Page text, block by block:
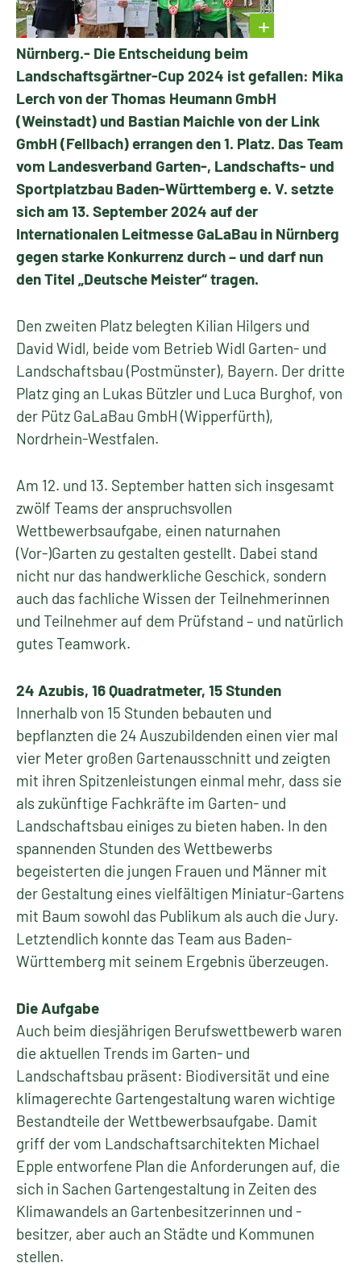
Nürnberg.- Die Entscheidung beim
Landschaftsgärtner-Cup 2024 ist gefallen: Mika
Lerch von der Thomas Heumann GmbH
(Weinstadt) und Bastian Maichle von der Link
GmbH (Fellbach) errangen den 1. Platz. Das Team
vom Landesverband Garten-, Landschafts- und
Sportplatzbau Baden-Württemberg e. V. setzte
sich am 13. September 2024 auf der
Internationalen Leitmesse GaLaBau in Nürnberg
gegen starke Konkurrenz durch – und darf nun
den Titel „Deutsche Meister“ tragen.
Den zweiten Platz belegten Kilian Hilgers und
David Widl, beide vom Betrieb Widl Garten- und
Landschaftsbau (Postmünster), Bayern. Der dritte
Platz ging an Lukas Bützler und Luca Burghof, von
der Pütz GaLaBau GmbH (Wipperfürth),
Nordrhein-Westfalen.
Am 12. und 13. September hatten sich insgesamt
zwölf Teams der anspruchsvollen
Wettbewerbsaufgabe, einen naturnahen
(Vor-)Garten zu gestalten gestellt. Dabei stand
nicht nur das handwerkliche Geschick, sondern
auch das fachliche Wissen der Teilnehmerinnen
und Teilnehmer auf dem Prüfstand – und natürlich
gutes Teamwork.
24 Azubis, 16 Quadratmeter, 15 Stunden
Innerhalb von 15 Stunden bebauten und
bepflanzten die 24 Auszubildenden einen vier mal
vier Meter großen Gartenausschnitt und zeigten
mit ihren Spitzenleistungen einmal mehr, dass sie
als zukünftige Fachkräfte im Garten- und
Landschaftsbau einiges zu bieten haben. In den
spannenden Stunden des Wettbewerbs
begeisterten die jungen Frauen und Männer mit
der Gestaltung eines vielfältigen Miniatur-Gartens
mit Baum sowohl das Publikum als auch die Jury.
Letztendlich konnte das Team aus Baden-
Württemberg mit seinem Ergebnis überzeugen.
Die Aufgabe
Auch beim diesjährigen Berufswettbewerb waren
die aktuellen Trends im Garten- und
Landschaftsbau präsent: Biodiversität und eine
klimagerechte Gartengestaltung waren wichtige
Bestandteile der Wettbewerbsaufgabe. Damit
griff der vom Landschaftsarchitekten Michael
Epple entworfene Plan die Anforderungen auf, die
sich in Sachen Gartengestaltung in Zeiten des
Klimawandels an Gartenbesitzerinnen und -
besitzer, aber auch an Städte und Kommunen
stellen.